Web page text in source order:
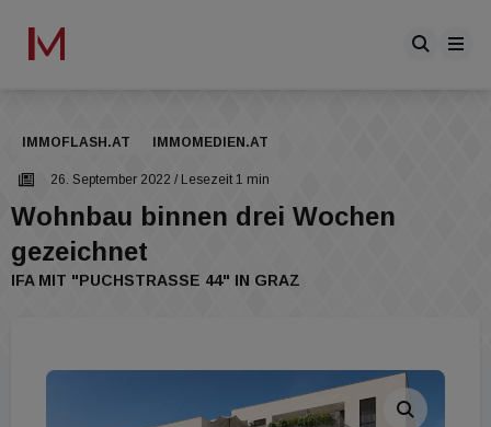
IMMOFLASH.AT IMMOMEDIEN.AT
26. September 2022 / Lesezeit 1 min
Wohnbau binnen drei Wochen
gezeichnet
IFA MIT "PUCHSTRASSE 44" IN GRAZ